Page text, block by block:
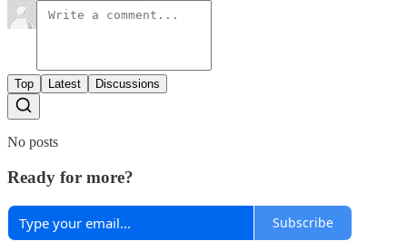
Top Latest Discussions
No posts
Ready for more?
Subscribe